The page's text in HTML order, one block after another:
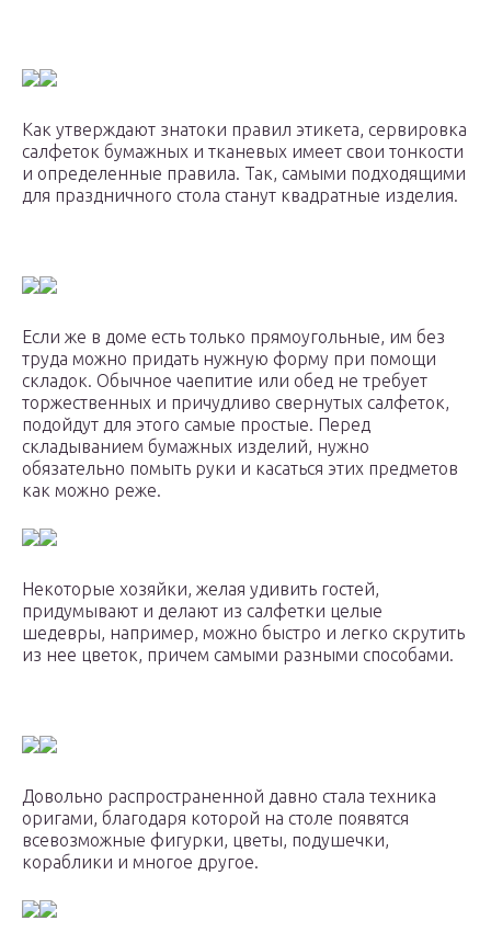
Как утверждают знатоки правил этикета, сервировка
салфеток бумажных и тканевых имеет свои тонкости
и определенные правила. Так, самыми подходящими
для праздничного стола станут квадратные изделия.
Если же в доме есть только прямоугольные, им без
труда можно придать нужную форму при помощи
складок. Обычное чаепитие или обед не требует
торжественных и причудливо свернутых салфеток,
подойдут для этого самые простые. Перед
складыванием бумажных изделий, нужно
обязательно помыть руки и касаться этих предметов
как можно реже.
Некоторые хозяйки, желая удивить гостей,
придумывают и делают из салфетки целые
шедевры, например, можно быстро и легко скрутить
из нее цветок, причем самыми разными способами.
Довольно распространенной давно стала техника
оригами, благодаря которой на столе появятся
всевозможные фигурки, цветы, подушечки,
кораблики и многое другое.